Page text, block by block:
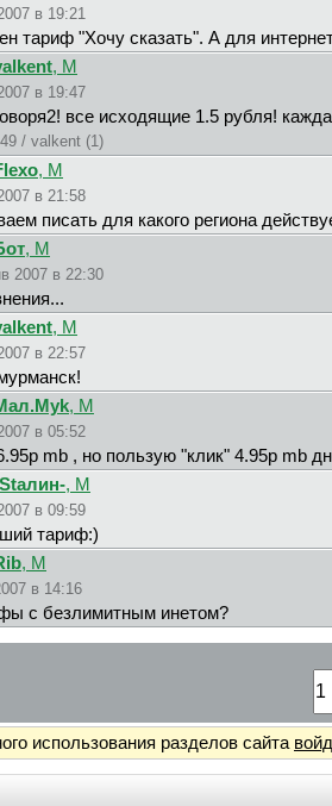
в 19:21
тариф "Хочу сказать". А для
, М
в 19:47
все исходящие 1.5 рубля!
/ valkent (1)
, М
в 21:58
писать для какого региона
, М
2007 в 22:30
, М
в 22:57
, М
в 05:52
mb , но пользую "клик" 4.95р mb
, М
в 09:59
тариф:)
, М
в 14:16
с безлимитным инетом?
использования разделов сайта